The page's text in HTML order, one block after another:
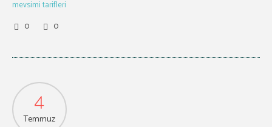
mevsimi tarifleri
0
0
4
Temmuz